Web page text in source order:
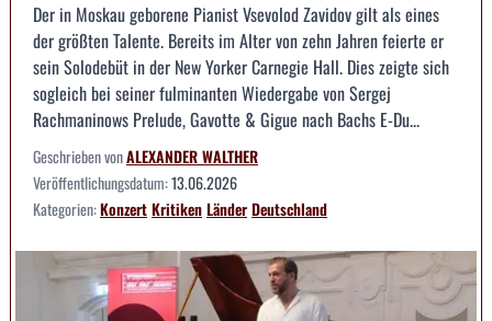
Der in Moskau geborene Pianist Vsevolod Zavidov gilt als eines
der größten Talente. Bereits im Alter von zehn Jahren feierte er
sein Solodebüt in der New Yorker Carnegie Hall. Dies zeigte sich
sogleich bei seiner fulminanten Wiedergabe von Sergej
Rachmaninows Prelude, Gavotte & Gigue nach Bachs E-Du...
Geschrieben vonALEXANDER WALTHER
Veröffentlichungsdatum:13.06.2026
Kategorien:KonzertKritikenLänderDeutschland